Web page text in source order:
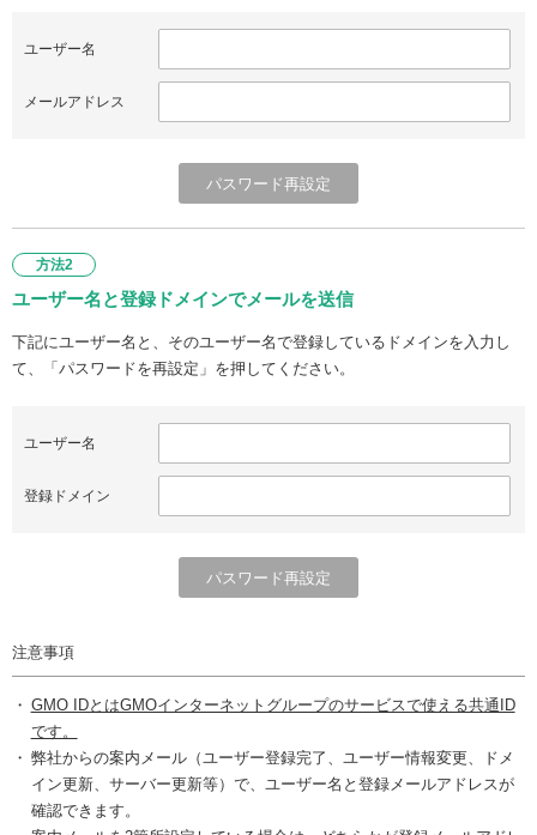
ユーザー名
メールアドレス
方法2
ユーザー名と登録ドメインでメールを送信
下記にユーザー名と、そのユーザー名で登録しているドメインを入力し
て、「パスワードを再設定」を押してください。
ユーザー名
登録ドメイン
注意事項
GMO IDとはGMOインターネットグループのサービスで使える共通ID
です。
弊社からの案内メール（ユーザー登録完了、ユーザー情報変更、ドメ
イン更新、サーバー更新等）で、ユーザー名と登録メールアドレスが
確認できます。